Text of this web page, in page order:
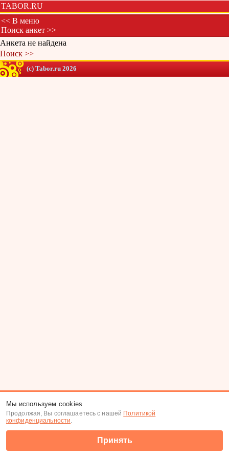
TABOR.RU
<< В меню
Поиск анкет >>
Анкета не найдена
Поиск >>
(c) Tabor.ru 2026
Мы используем cookies
Продолжая, Вы соглашаетесь с нашей Политикой
конфиденциальности.
Принять